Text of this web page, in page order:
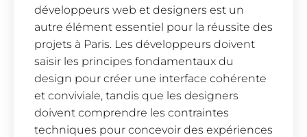
développeurs web et designers est un
autre élément essentiel pour la réussite des
projets à Paris. Les développeurs doivent
saisir les principes fondamentaux du
design pour créer une interface cohérente
et conviviale, tandis que les designers
doivent comprendre les contraintes
techniques pour concevoir des expériences